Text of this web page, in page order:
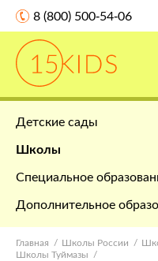
8 (800) 500-54-06
Детские сады
Школы
Специальное
Дополнительное
Главная Школы России
Школы Туймазы